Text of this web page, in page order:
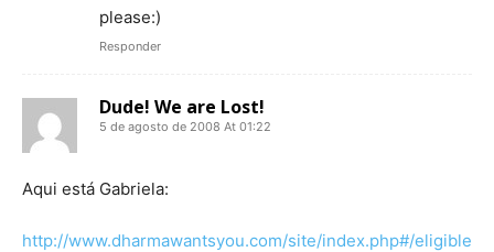
please:)
Responder
Dude! We are Lost!
5 de agosto de 2008 At 01:22
Aqui está Gabriela:
http://www.dharmawantsyou.com/site/index.php#/eligible